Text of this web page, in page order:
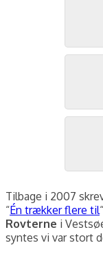
Tilbage i 2007
“Én trækker flere til
Rovterne i
syntes vi var stort